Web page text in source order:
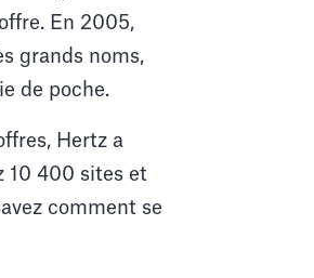
En 2005,
grands noms,
de poche.
Hertz a
10 400 sites et
comment se